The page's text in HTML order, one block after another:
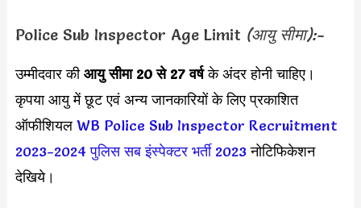
Police Sub Inspector Age Limit (आयु सीमा):-
उम्मीदवार कीआयु सीमा 20 से 27 वर्षके अंदर होनी चाहिए।
कृपया आयु में छूट एवं अन्य जानकारियों के लिए प्रकाशित
ऑफीशियल WB Police Sub Inspector Recruitment
2023-2024 पुलिस सब इंस्पेक्टर भर्ती 2023नोटिफिकेशन
देखिये।